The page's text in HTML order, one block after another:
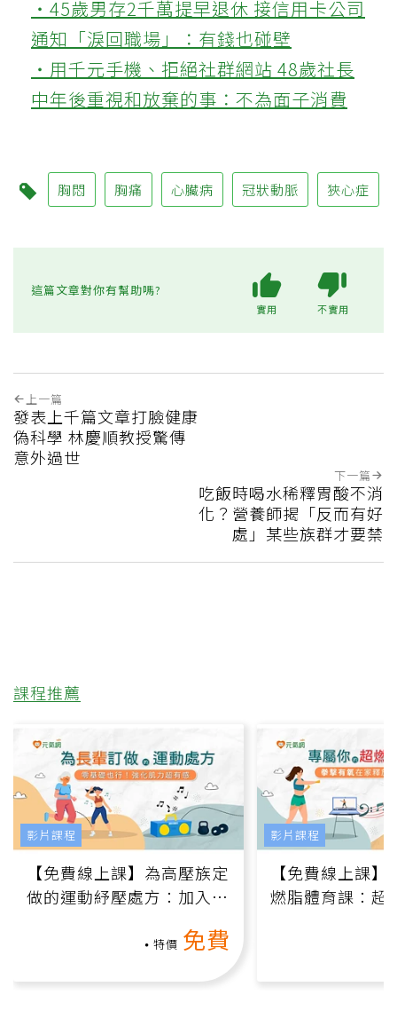
‧45歲男存2千萬提早退休 接信用卡公司
通知「淚回職場」：有錢也碰壁
‧用千元手機、拒絕社群網站 48歲社長
中年後重視和放棄的事：不為面子消費
胸悶 胸痛 心臟病 冠狀動脈 狹心症
這篇文章對你有幫助嗎?
實用 不實用
上一篇
發表上千篇文章打臉健康
偽科學 林慶順教授驚傳
意外過世
下一篇
吃飯時喝水稀釋胃酸不消
化？營養師揭「反而有好
處」某些族群才要禁
課程推薦
【免費線上課】為高壓族定
做的運動紓壓處方：加入行
特價 免費
影片課程
【免費線上課
燃脂體育課：超
影片課程